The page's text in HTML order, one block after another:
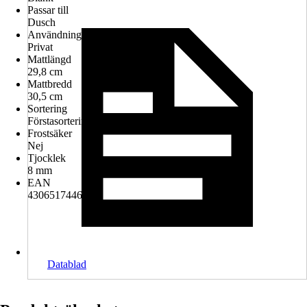
Passar till
Dusch
Användning
Privat
Mattlängd
29,8 cm
Mattbredd
30,5 cm
Sortering
Förstasortering
Frostsäker
Nej
Tjocklek
8 mm
EAN
4306517446062
Datablad